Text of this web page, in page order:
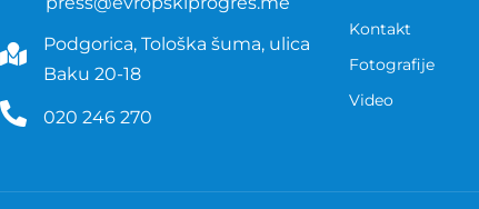
Podgorica, Tološka šuma, ulica
Baku 20-18
020 246 270
Kontakt
Fotografije
Video